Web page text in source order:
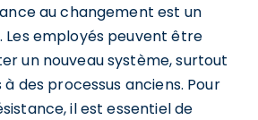
au changement est un
Les employés peuvent être
un nouveau système, surtout
des processus anciens. Pour
il est essentiel de